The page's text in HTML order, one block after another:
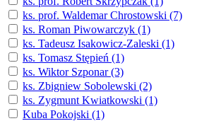
ks. prof. Waldemar Chrostowski (7)
ks. Roman Piwowarczyk (1)
ks. Tadeusz Isakowicz-Zaleski (1)
ks. Tomasz Stępień (1)
ks. Wiktor Szponar (3)
ks. Zbigniew Sobolewski (2)
ks. Zygmunt Kwiatkowski (1)
Kuba Pokojski (1)